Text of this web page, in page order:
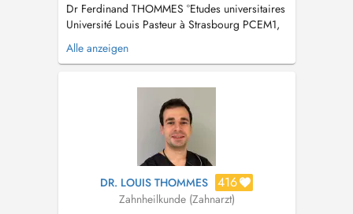
Dr Ferdinand THOMMES °Etudes universitaires
Université Louis Pasteur à Strasbourg PCEM1,
PCEM2 et DCEM1 Université Libre de Bruxelles
: diplôme de Licencié en Sciences Dentaires
depuis novembre 1983 / exercice libérale en
omnipratique Orienté v...
Alle anzeigen
DR. LOUIS THOMMES 416
Zahnheilkunde (Zahnarzt)